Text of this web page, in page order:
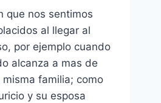
que nos sentimos
al llegar al
por ejemplo cuando
alcanza a mas de
familia; como
y su esposa